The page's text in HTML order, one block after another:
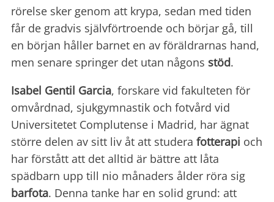
rörelse sker genom att krypa, sedan med tiden
får de gradvis självförtroende och börjar gå, till
en början håller barnet en av föräldrarnas hand,
men senare springer det utan någons stöd.
Isabel Gentil Garcia, forskare vid fakulteten för
omvårdnad, sjukgymnastik och fotvård vid
Universitetet Complutense i Madrid, har ägnat
större delen av sitt liv åt att studera fotterapi och
har förstått att det alltid är bättre att låta
spädbarn upp till nio månaders ålder röra sig
barfota. Denna tanke har en solid grund: att